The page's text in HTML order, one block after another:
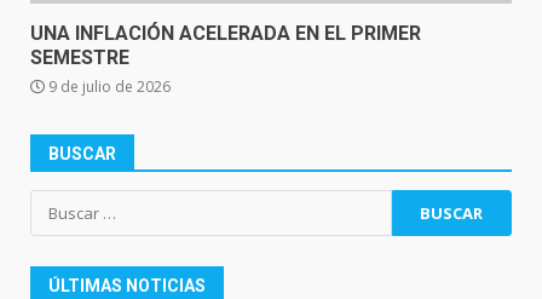
UNA INFLACIÓN ACELERADA EN EL PRIMER
SEMESTRE
9 de julio de 2026
BUSCAR
Buscar:
ÚLTIMAS NOTICIAS